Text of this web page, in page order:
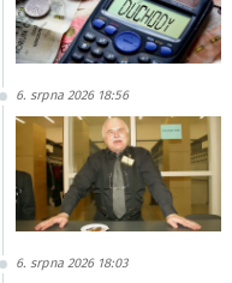
6. srpna 2026 18:56
6. srpna 2026 18:03